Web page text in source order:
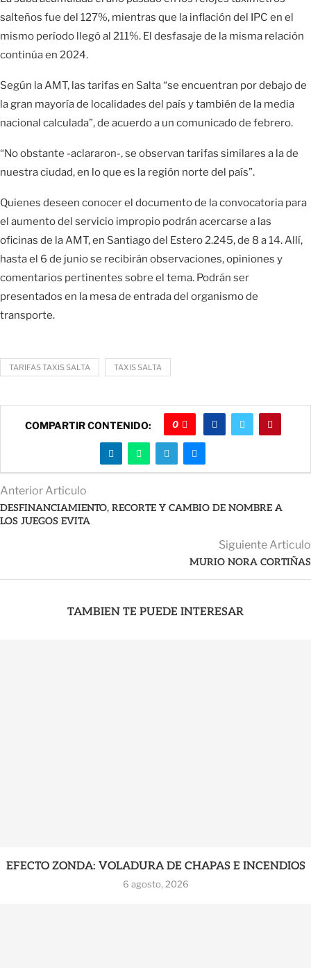
salteños fue del 127%, mientras que la inflación del IPC en el
mismo período llegó al 211%. El desfasaje de la misma relación
continúa en 2024.
Según la AMT, las tarifas en Salta “se encuentran por debajo de
la gran mayoría de localidades del país y también de la media
nacional calculada”, de acuerdo a un comunicado de febrero.
“No obstante -aclararon-, se observan tarifas similares a la de
nuestra ciudad, en lo que es la región norte del país”.
Quienes deseen conocer el documento de la convocatoria para
el aumento del servicio impropio podrán acercarse a las
oficinas de la AMT, en Santiago del Estero 2.245, de 8 a 14. Allí,
hasta el 6 de junio se recibirán observaciones, opiniones y
comentarios pertinentes sobre el tema. Podrán ser
presentados en la mesa de entrada del organismo de
transporte.
TARIFAS TAXIS SALTA TAXIS SALTA
COMPARTIR CONTENIDO: 0
Anterior Articulo
DESFINANCIAMIENTO, RECORTE Y CAMBIO DE NOMBRE A
LOS JUEGOS EVITA
Siguiente Articulo
MURIO NORA CORTIÑAS
TAMBIEN TE PUEDE INTERESAR
EFECTO ZONDA: VOLADURA DE CHAPAS E INCENDIOS
6 agosto, 2026